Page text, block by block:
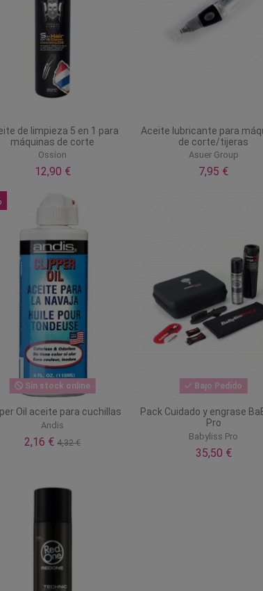
de limpieza 5 en 1 para
máquinas de corte
Ossion
12,90 €
Aceite lubricante para
de corte/tijeras
Asuer Group
7,95 €
Sin stock online
Oil aceite para cuchillas
Andis
2,16 €4,32 €
Bajo Pedido
Pack Cuidado y engrase
Pro
Babyliss Pro
35,50 €